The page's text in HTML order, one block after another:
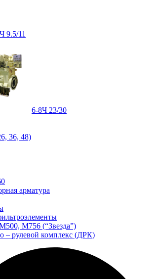
9.5/11
6-8Ч 23/30
36, 48)
арматура
М756 (“Звезда”)
– рулевой комплекс (ДРК)